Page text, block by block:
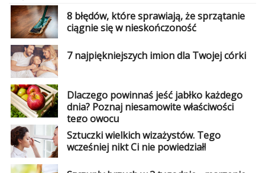
8 błędów, które sprawiają, że sprzątanie
ciągnie się w nieskończoność
7 najpiękniejszych imion dla Twojej córki
Dlaczego powinnaś jeść jabłko każdego
dnia? Poznaj niesamowite właściwości
tego owocu
Sztuczki wielkich wizażystów. Tego
wcześniej nikt Ci nie powiedział!